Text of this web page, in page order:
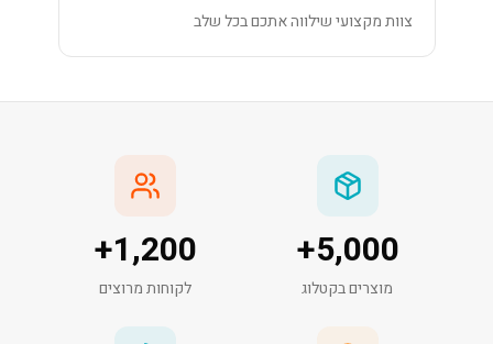
צוות מקצועי שילווה אתכם בכל שלב
5,000
+
מוצרים בקטלוג
1,200
+
לקוחות מרוצים